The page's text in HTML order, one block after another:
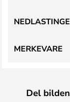
MERKEVARE
Del